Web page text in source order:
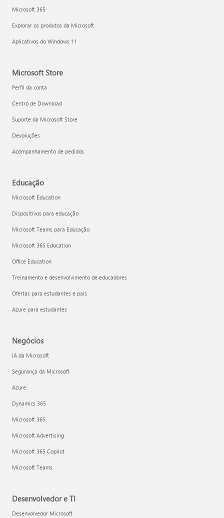
Microsoft 365
Explorar os produtos da Microsoft
Aplicativos do Windows 11
Microsoft Store
Perfil da conta
Centro de Download
Suporte da Microsoft Store
Devoluções
Acompanhamento de pedidos
Educação
Microsoft Education
Dispositivos para educação
Microsoft Teams para Educação
Microsoft 365 Education
Office Education
Treinamento e desenvolvimento de educadores
Ofertas para estudantes e pais
Azure para estudantes
Negócios
IA da Microsoft
Segurança da Microsoft
Azure
Dynamics 365
Microsoft 365
Microsoft Advertising
Microsoft 365 Copilot
Microsoft Teams
Desenvolvedor e TI
Desenvolvedor Microsoft